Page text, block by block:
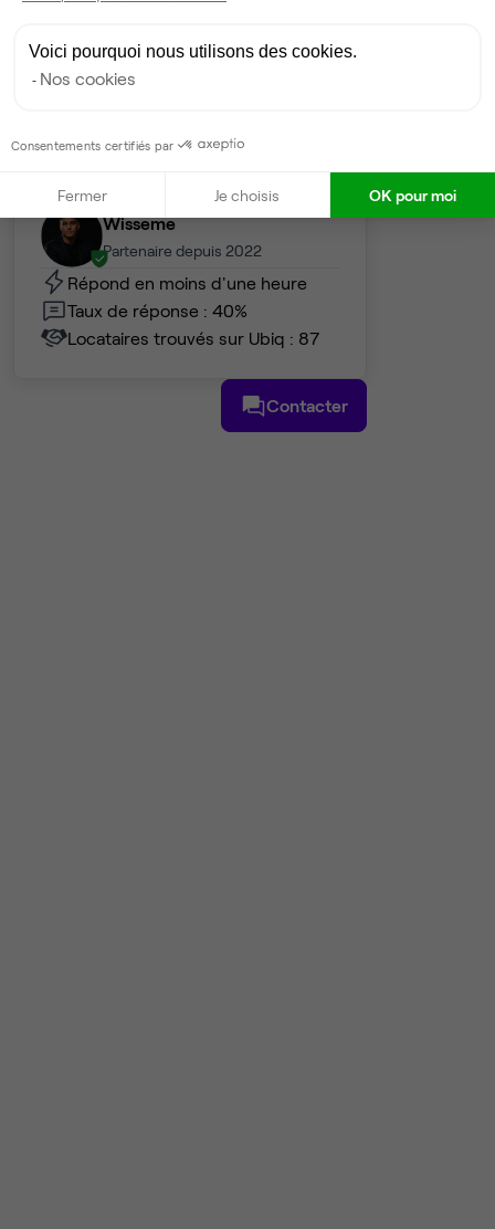
2 548 €
Voir tout
Wisseme
Partenaire depuis 2022
Répond en moins d'une heure
Taux de réponse : 40%
Locataires trouvés sur Ubiq : 87
Contacter
Voici pourquoi nous utilisons des cookies.
Nos cookies
Consentements certifiés par
Fermer Je choisis OK pour moi